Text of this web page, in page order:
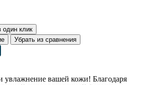
один клик
Убрать из сравнения
вашей кожи! Благодаря